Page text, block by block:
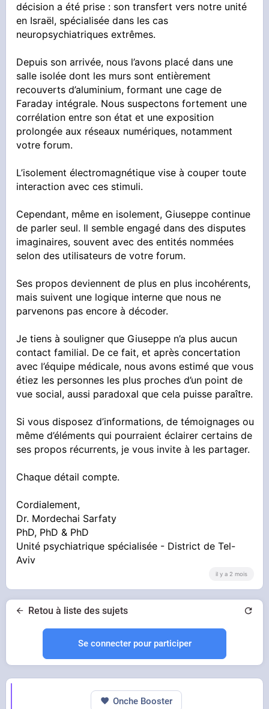
décision a été prise : son transfert vers notre unité
en Israël, spécialisée dans les cas
neuropsychiatriques extrêmes.
Depuis son arrivée, nous l’avons placé dans une
salle isolée dont les murs sont entièrement
recouverts d’aluminium, formant une cage de
Faraday intégrale. Nous suspectons fortement une
corrélation entre son état et une exposition
prolongée aux réseaux numériques, notamment
votre forum.
L’isolement électromagnétique vise à couper toute
interaction avec ces stimuli.
Cependant, même en isolement, Giuseppe continue
de parler seul. Il semble engagé dans des disputes
imaginaires, souvent avec des entités nommées
selon des utilisateurs de votre forum.
Ses propos deviennent de plus en plus incohérents,
mais suivent une logique interne que nous ne
parvenons pas encore à décoder.
Je tiens à souligner que Giuseppe n’a plus aucun
contact familial. De ce fait, et après concertation
avec l’équipe médicale, nous avons estimé que vous
étiez les personnes les plus proches d’un point de
vue social, aussi paradoxal que cela puisse paraître.
Si vous disposez d’informations, de témoignages ou
même d’éléments qui pourraient éclairer certains de
ses propos récurrents, je vous invite à les partager.
Chaque détail compte.
Cordialement,
Dr. Mordechai Sarfaty
PhD, PhD & PhD
Unité psychiatrique spécialisée - District de Tel-
Aviv
il y a 2 mois
Retou à liste des sujets
Se connecter pour participer
Onche Booster